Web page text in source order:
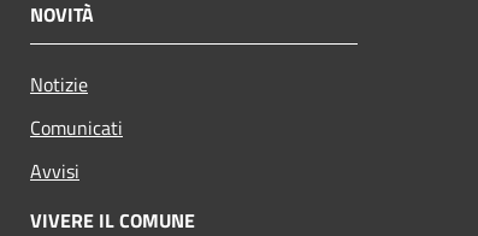
NOVITÀ
Notizie
Comunicati
Avvisi
VIVERE IL COMUNE